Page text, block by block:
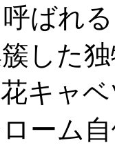
呼ばれ
した
キャ
ーム